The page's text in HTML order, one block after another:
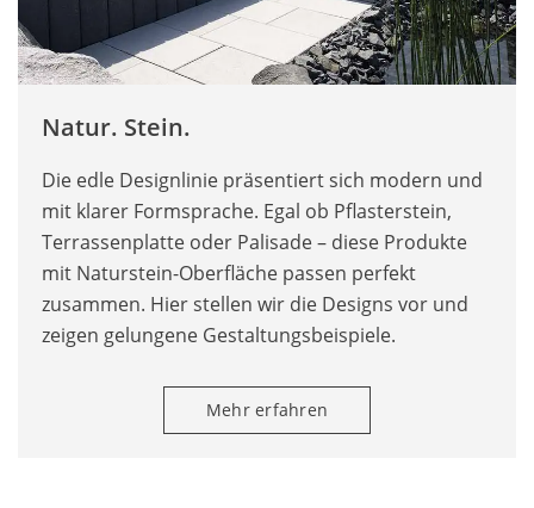
Natur. Stein.
Die edle Designlinie präsentiert sich modern und
mit klarer Formsprache. Egal ob Pflasterstein,
Terrassenplatte oder Palisade – diese Produkte
mit Naturstein-Oberfläche passen perfekt
zusammen. Hier stellen wir die Designs vor und
zeigen gelungene Gestaltungsbeispiele.
Mehr erfahren